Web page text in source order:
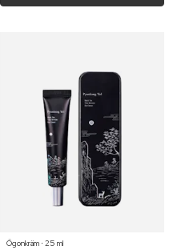
Ögonkräm ⋅ 25 ml